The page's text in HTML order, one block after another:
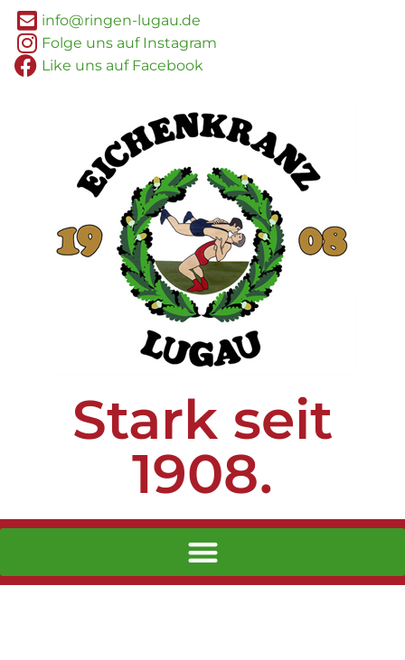
info@ringen-lugau.de
Folge uns auf Instagram
Like uns auf Facebook
Stark seit
1908.